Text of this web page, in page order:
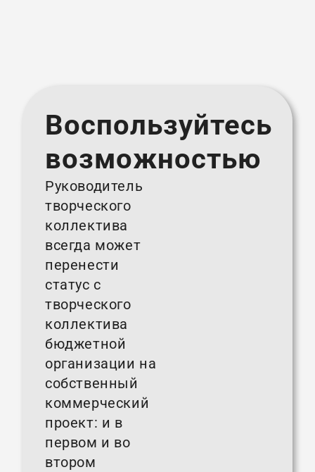
Воспользуйтесь
возможностью
Руководитель
творческого
коллектива
всегда может
перенести
статус с
творческого
коллектива
бюджетной
организации на
собственный
коммерческий
проект: и в
первом и во
втором